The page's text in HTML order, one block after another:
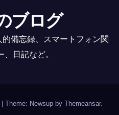
ブログ
備忘録、スマートフォン関
、日記など。
Theme: Newsup by Themeansar.